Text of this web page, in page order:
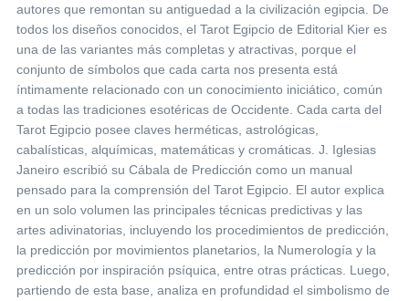
autores que remontan su antiguedad a la civilización egipcia. De
todos los diseños conocidos, el Tarot Egipcio de Editorial Kier es
una de las variantes más completas y atractivas, porque el
conjunto de símbolos que cada carta nos presenta está
íntimamente relacionado con un conocimiento iniciático, común
a todas las tradiciones esotéricas de Occidente. Cada carta del
Tarot Egipcio posee claves herméticas, astrológicas,
cabalísticas, alquímicas, matemáticas y cromáticas. J. Iglesias
Janeiro escribió su Cábala de Predicción como un manual
pensado para la comprensión del Tarot Egipcio. El autor explica
en un solo volumen las principales técnicas predictivas y las
artes adivinatorias, incluyendo los procedimientos de predicción,
la predicción por movimientos planetarios, la Numerología y la
predicción por inspiración psíquica, entre otras prácticas. Luego,
partiendo de esta base, analiza en profundidad el simbolismo de